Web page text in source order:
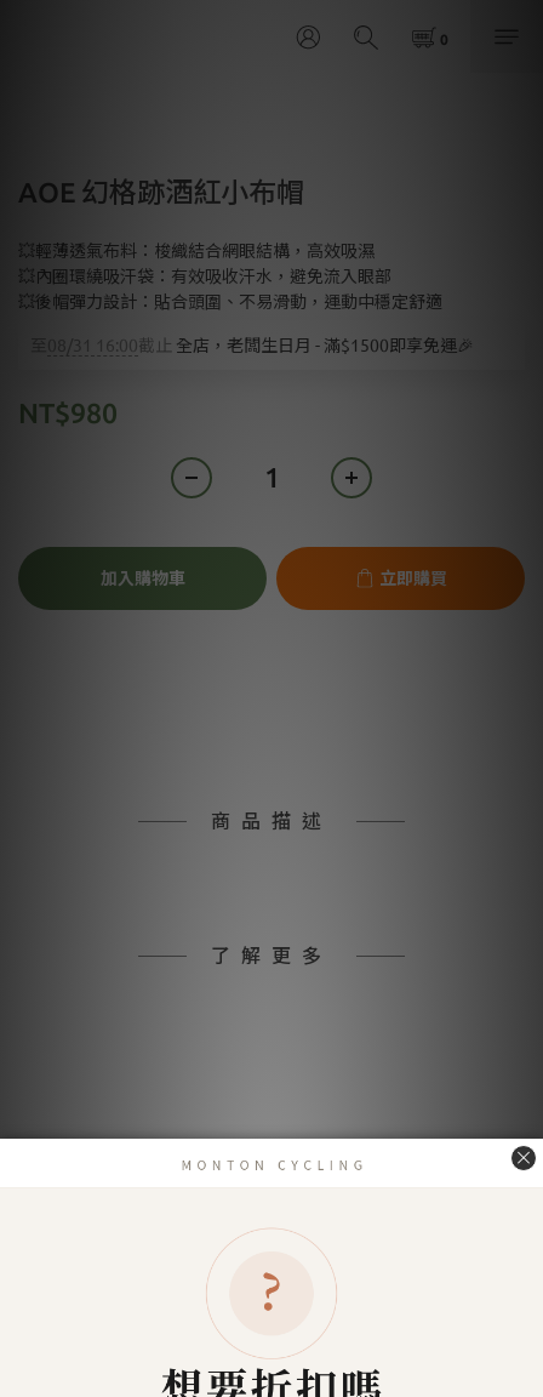
AOE 幻格跡酒紅小布帽
💥輕薄透氣布料：梭織結合網眼結構，高效吸濕
💥內圈環繞吸汗袋：有效吸收汗水，避免流入眼部
💥後帽彈力設計：貼合頭圍、不易滑動，運動中穩定舒適
08/31 16:00截止 全店，老闆生日月 - 滿$1500即享免運🎉
NT$980
加入購物車 立即購買
商品描述
了解更多
送貨方式
7-11超商取貨 付款（約4-5天送達）
7-11超商取貨不付款 （約4-5天送達）
宅配到府（金門／馬祖／澎湖 外島地區除外）
金門／馬祖／澎湖 等外島地區（郵寄）
港澳地區（順豐運費到付）